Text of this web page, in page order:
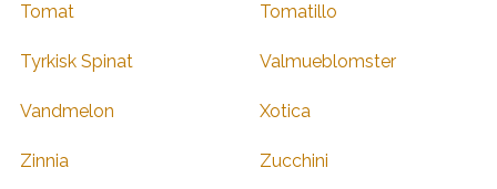
Tomat Tomatillo
Tyrkisk Spinat Valmueblomster
Vandmelon Xotica
Zinnia Zucchini